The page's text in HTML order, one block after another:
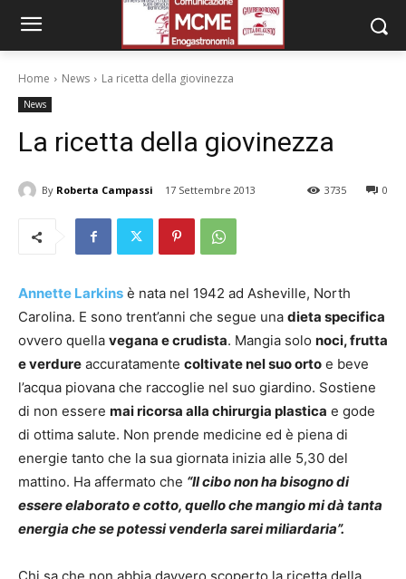
Home News La ricetta della giovinezza
News
La ricetta della giovinezza
By Roberta Campassi 17 Settembre 2013 0
3735
Annette Larkins è nata nel 1942 ad Asheville, North
Carolina. E sono trent’anni che segue una dieta specifica
ovvero quella vegana e crudista. Mangia solo noci, frutta
e verdure accuratamente coltivate nel suo orto e beve
l’acqua piovana che raccoglie nel suo giardino. Sostiene
di non essere mai ricorsa alla chirurgia plastica e gode
di ottima salute. Non prende medicine ed è piena di
energie tanto che la sua giornata inizia alle 5,30 del
mattino. Ha affermato che “Il cibo non ha bisogno di
essere elaborato e cotto, quello che mangio mi dà tanta
energia che se potessi venderla sarei miliardaria”.